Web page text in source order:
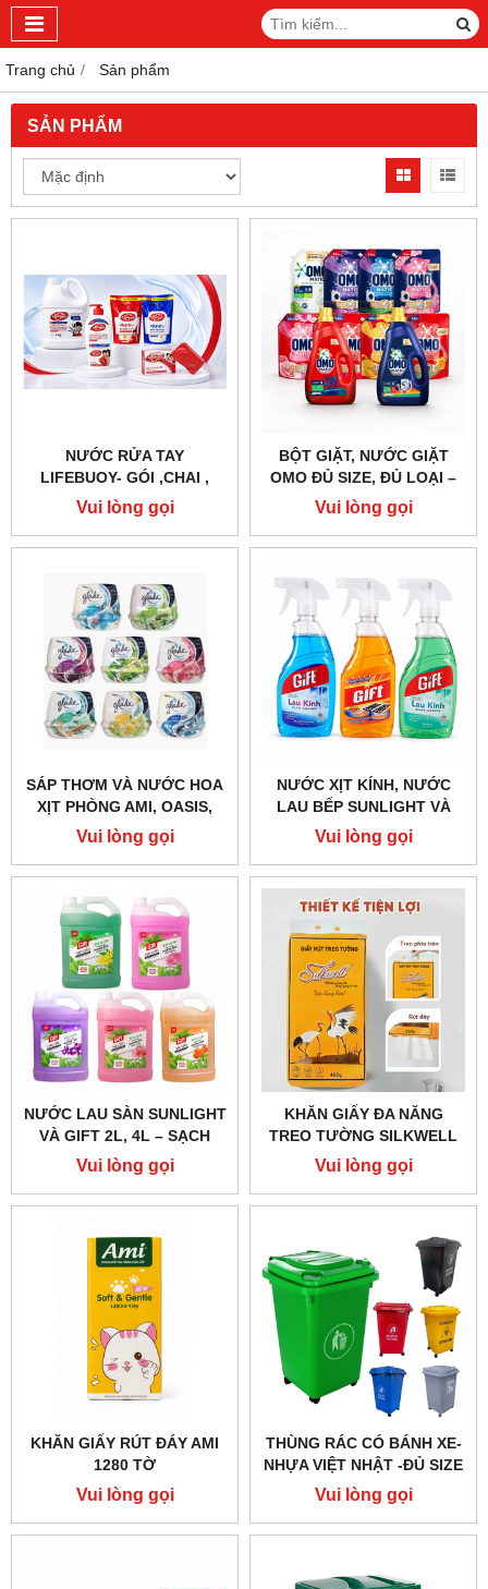
Trang chủ Sản phẩm
SẢN PHẨM
NƯỚC RỬA TAY
LIFEBUOY- GÓI ,CHAI ,
CAN -CHÍNH HÃNG GIÁ
TỐT
Vui lòng gọi
BỘT GIẶT, NƯỚC GIẶT
OMO ĐỦ SIZE, ĐỦ LOẠI –
GIẶT SẠCH, THƠM LÂU
Vui lòng gọi
SÁP THƠM VÀ NƯỚC HOA
XỊT PHÒNG AMI, OASIS,
GLADE – ĐA DẠNG
HƯƠNG THƠM
Vui lòng gọi
NƯỚC XỊT KÍNH, NƯỚC
LAU BẾP SUNLIGHT VÀ
GIFT – LÀM SẠCH NHANH,
TIỆN DỤNG
Vui lòng gọi
NƯỚC LAU SÀN SUNLIGHT
VÀ GIFT 2L, 4L – SẠCH
SÀN, THƠM MÁT
Vui lòng gọi
KHĂN GIẤY ĐA NĂNG
TREO TƯỜNG SILKWELL
450G 2 LỚP – GIẤY RÚT
ĐÁY CAO CẤP
Vui lòng gọi
KHĂN GIẤY RÚT ĐÁY AMI
1280 TỜ
Vui lòng gọi
THÙNG RÁC CÓ BÁNH XE-
NHỰA VIỆT NHẬT -ĐỦ SIZE
: 60L, 100L
Vui lòng gọi